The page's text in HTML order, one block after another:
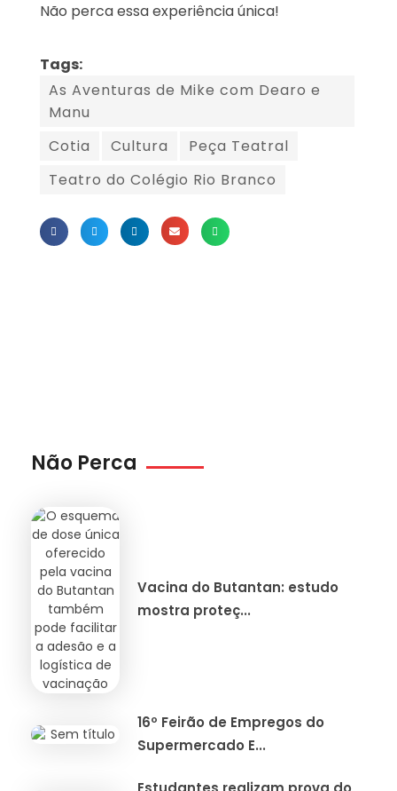
Não perca essa experiência única!
Tags:
As Aventuras de Mike com Dearo e
Manu
Cotia
Cultura
Peça Teatral
Teatro do Colégio Rio Branco
Não Perca
Vacina do Butantan: estudo
mostra proteç...
16º Feirão de Empregos do
Supermercado E...